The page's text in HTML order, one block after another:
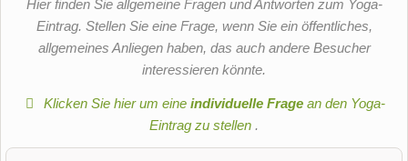
Hier finden Sie allgemeine Fragen und Antworten zum Yoga-
Eintrag. Stellen Sie eine Frage, wenn Sie ein öffentliches,
allgemeines Anliegen haben, das auch andere Besucher
interessieren könnte.
Klicken Sie hier um eineindividuelle Frage an den Yoga-
Eintrag zu stellen .